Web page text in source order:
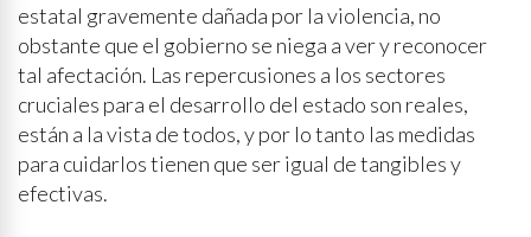
estatal gravemente dañada por la violencia, no
obstante que el gobierno se niega a ver y reconocer
tal afectación. Las repercusiones a los sectores
cruciales para el desarrollo del estado son reales,
están a la vista de todos, y por lo tanto las medidas
para cuidarlos tienen que ser igual de tangibles y
efectivas.